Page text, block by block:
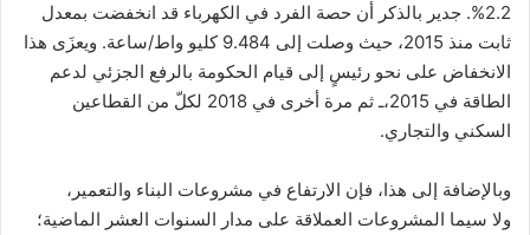
2.2%. جدير بالذكر أن حصة الفرد في الكهرباء قد انخفضت بمعدل
ثابت منذ 2015، حيث وصلت إلى 9.484 كليو واط/ساعة. ويعزَى هذا
الانخفاض على نحو رئيسٍ إلى قيام الحكومة بالرفع الجزئي لدعم
الطاقة في 2015،ـ ثم مرة أخرى في 2018 لكلّ من القطاعين
السكني والتجاري.
وبالإضافة إلى هذا، فإن الارتفاع في مشروعات البناء والتعمير،
ولا سيما المشروعات العملاقة على مدار السنوات العشر الماضية؛